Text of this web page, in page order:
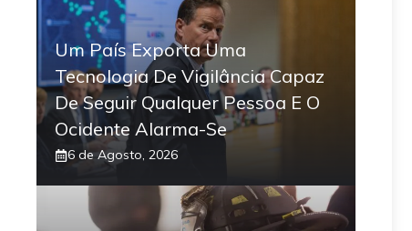
Um País Exporta Uma
Tecnologia De Vigilância Capaz
De Seguir Qualquer Pessoa E O
Ocidente Alarma-Se
6 de Agosto, 2026